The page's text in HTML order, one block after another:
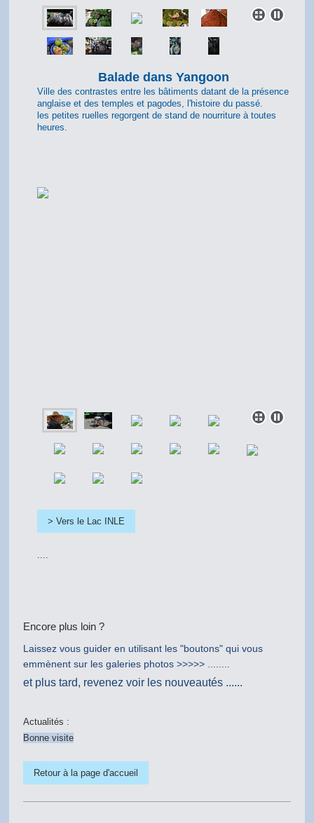
Balade dans Yangoon
Ville des contrastes entre les bâtiments datant de la présence
anglaise et des temples et pagodes, l'histoire du passé.
les petites ruelles regorgent de stand de nourriture à toutes
heures.
> Vers le Lac INLE
....
Encore plus loin ?
Laissez vous guider en utilisant les "boutons" qui vous
emmènent sur les galeries photos >>>>> ........
et plus tard, revenez voir les nouveautés ......
Actualités :
Bonne visite
Retour à la page d'accueil